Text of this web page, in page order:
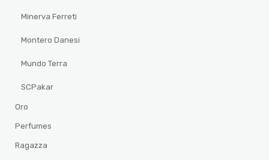
Minerva Ferreti
Montero Danesi
Mundo Terra
SCPakar
Oro
Perfumes
Ragazza